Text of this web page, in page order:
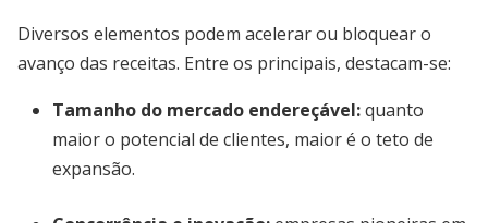
Diversos elementos podem acelerar ou bloquear o
avanço das receitas. Entre os principais, destacam-se:
Tamanho do mercado endereçável:quanto
maior o potencial de clientes, maior é o teto de
expansão.